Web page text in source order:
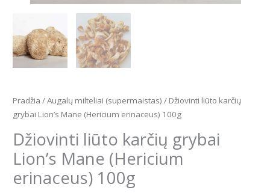
Pradžia /Augalų milteliai (supermaistas) / Džiovinti liūto karčių
grybai Lion’s Mane (Hericium erinaceus) 100g
Džiovinti liūto karčių grybai
Lion’s Mane (Hericium
erinaceus) 100g